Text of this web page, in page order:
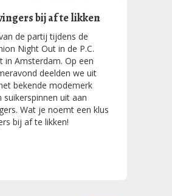
bij af te likken
de partij tijdens de
Night Out in de P.C.
in Amsterdam. Op een
deelden we uit
bekende modemerk
suikerspinnen uit aan
Wat je noemt een klus
bij af te likken!